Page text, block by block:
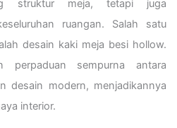
struktur meja, tetapi juga
ruangan. Salah satu
desain kaki meja besi hollow.
perpaduan sempurna antara
desain modern, menjadikannya
interior.